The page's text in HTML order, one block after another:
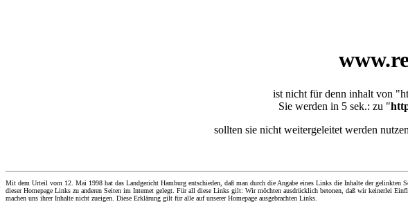
ist nicht für denn inhalt von
Sie werden in 5 sek.: zu "
sollten sie nicht weitergeleitet werden
Mit dem Urteil vom 12. Mai 1998 hat das Landgericht Hamburg entschieden, daß man durch die Angabe eines Links die Inhalte der
dieser Homepage Links zu anderen Seiten im Internet gelegt. Für all diese Links gilt: Wir möchten ausdrücklich betonen, daß wir keinerlei
machen uns ihrer Inhalte nicht zueigen. Diese Erklärung gilt für alle auf unserer Homepage ausgebrachten Links.